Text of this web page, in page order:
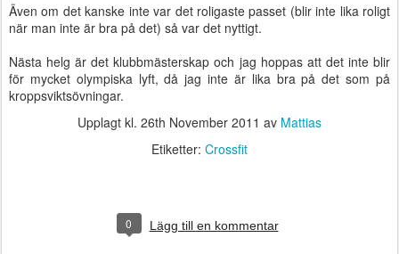
Även om det kanske inte var det roligaste passet (blir inte lika roligt
när man inte är bra på det) så var det nyttigt.
Nästa helg är det klubbmästerskap och jag hoppas att det inte blir
för mycket olympiska lyft, då jag inte är lika bra på det som på
kroppsviktsövningar.
Upplagt kl. 26th November 2011 av Mattias
Etiketter: Crossfit
0 Lägg till en kommentar